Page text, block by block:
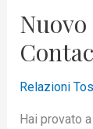
Nuovo
Relazioni
Hai provato